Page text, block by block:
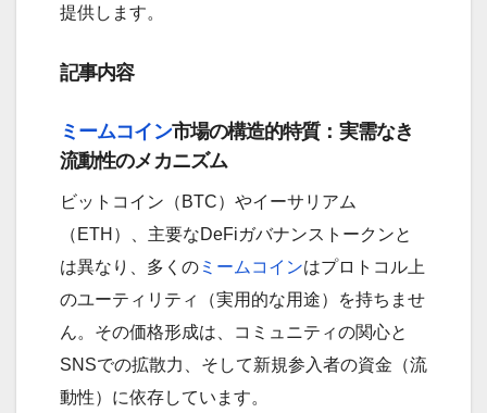
提供します。
記事内容
ミームコイン市場の構造的特質：実需なき
流動性のメカニズム
ビットコイン（BTC）やイーサリアム
（ETH）、主要なDeFiガバナンストークンと
は異なり、多くの ミームコインはプロトコル上
のユーティリティ（実用的な用途）を持ちませ
ん。その価格形成は、コミュニティの関心と
SNSでの拡散力、そして新規参入者の資金（流
動性）に依存しています。